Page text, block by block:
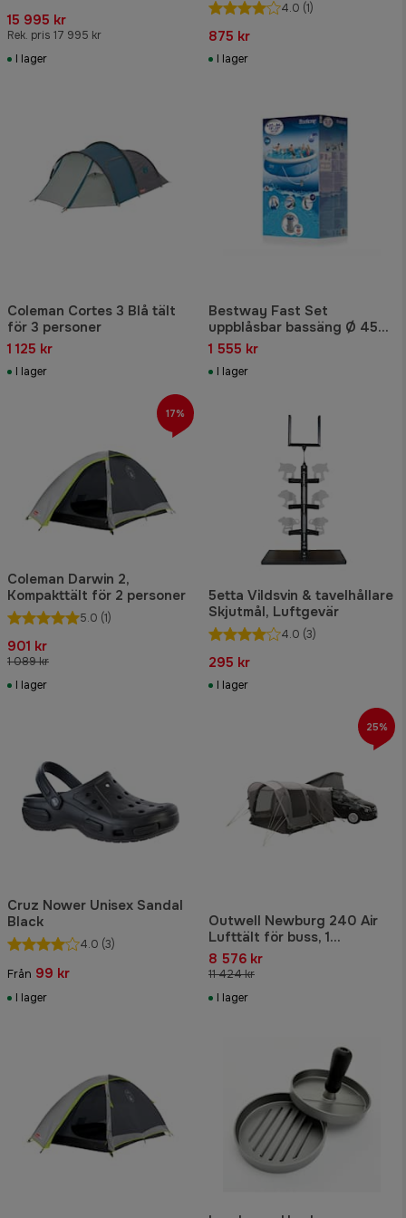
15 995 kr
Rek. pris 17 995 kr
I lager
4.0 (1)
875 kr
I lager
Coleman Cortes 3 Blå tält
för 3 personer
1 125 kr
I lager
Bestway Fast Set
uppblåsbar bassäng Ø 457
x 84 cm. 9.677 liter
1 555 kr
I lager
Coleman Darwin 2,
Kompakttält för 2 personer
5.0 (1)
901 kr
1 089 kr
I lager
17%
5etta Vildsvin & tavelhållare
Skjutmål, Luftgevär
4.0 (3)
295 kr
I lager
Cruz Nower Unisex Sandal
Black
4.0 (3)
Från 99 kr
I lager
Outwell Newburg 240 Air
Lufttält för buss, 1
uppehållsrum
8 576 kr
11 424 kr
I lager
25%